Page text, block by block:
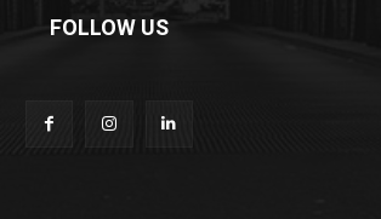
FOLLOW US